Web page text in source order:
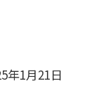
年1月21日